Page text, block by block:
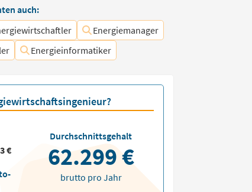
auch:
Energiemanager
Energieinformatiker
€
Durchschnittsgehalt
62.299 €
brutto pro Jahr